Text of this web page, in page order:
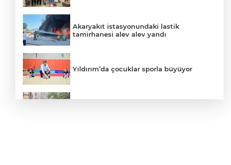
Akaryakıt istasyonundaki lastik
tamirhanesi alev alev yandı
Yıldırım’da çocuklar sporla büyüyor